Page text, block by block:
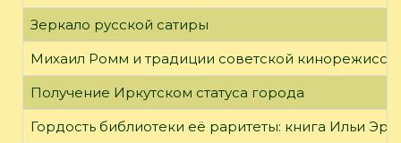
Зеркало русской сатиры
Михаил Ромм и традиции советской
Получение Иркутском статуса города
Гордость библиотеки её раритеты: книга Ильи